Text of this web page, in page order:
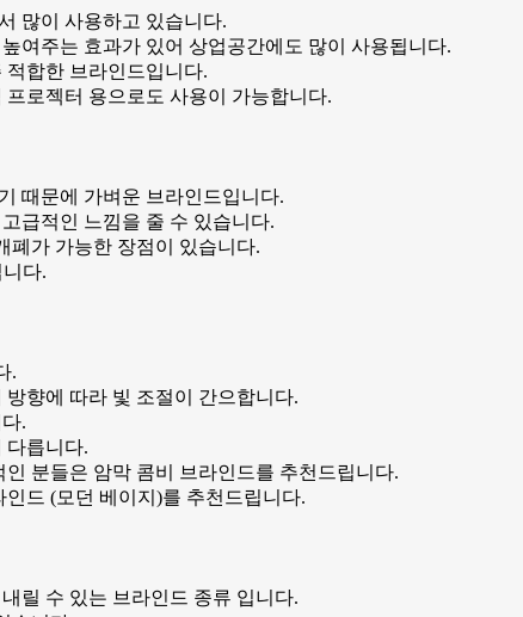
많이 사용하고 있습니다.
여주는 효과가 있어 상업공간에도 많이 사용됩니다.
합한 브라인드입니다.
로젝터 용으로도 사용이 가능합니다.
때문에 가벼운 브라인드입니다.
급적인 느낌을 줄 수 있습니다.
폐가 가능한 장점이 있습니다.
다.
.
향에 따라 빛 조절이 간으합니다.
.
다릅니다.
분들은 암막 콤비 브라인드를 추천드립니다.
드 (모던 베이지)를 추천드립니다.
릴 수 있는 브라인드 종류 입니다.